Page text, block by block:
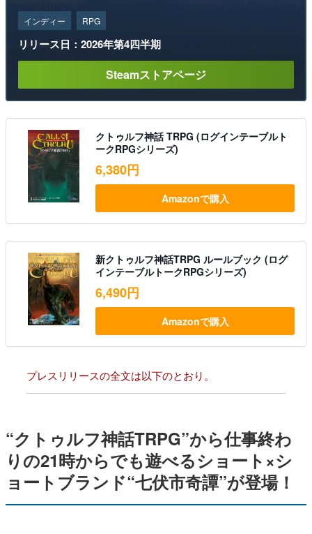
インディー RPG
リリース日：2026年第4四半期
Steamストアページ
クトゥルフ神話 TRPG (ログインテーブルト
ークRPGシリーズ)
6,380円
Amazonで購入
新クトゥルフ神話TRPG ルールブック (ログ
インテーブルトークRPGシリーズ)
6,490円
Amazonで購入
プレスリリースの全文は以下のとおり。
“クトゥルフ神話TRPG”から仕事終わ
りの21時からでも遊べるショート×シ
ョートブランド“七伏市奇譚”が登場！